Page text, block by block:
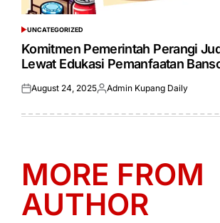
POSTED
IN
UNCATEGORIZED
Komitmen Pemerintah Perangi
Lewat Edukasi Pemanfaatan
Posted
August 24, 2025Posted
Admin Kupang Daily
MORE FROM
AUTHOR